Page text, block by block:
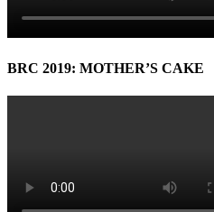
BRC 2019: MOTHER’S CAKE